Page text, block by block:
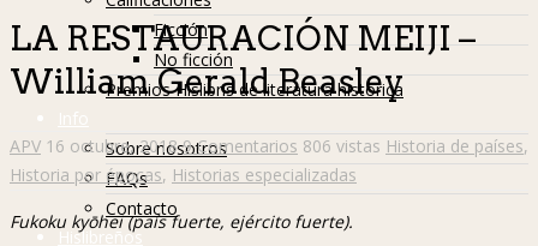
Ficción
No ficción
Premios Hislibris de literatura histórica
Info
Sobre nosotros
FAQs
Contacto
Hislibreños
LA RESTAURACIÓN MEIJI –
William Gerald Beasley
APV 16 octubre, 2018 9 Comentarios 806 vistas Historia de países,
Historia por épocas, Historias especializadas
Fukoku kyōhei (país fuerte, ejército fuerte).